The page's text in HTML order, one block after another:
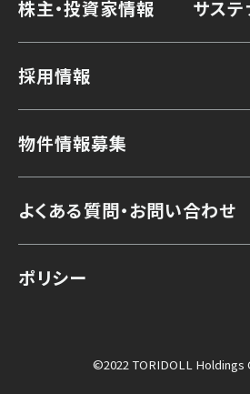
株主・投資家情報 サステ
採用情報
物件情報募集
よくある質問・お問い合わせ
ポリシー
©2022 TORIDOLL Holdings